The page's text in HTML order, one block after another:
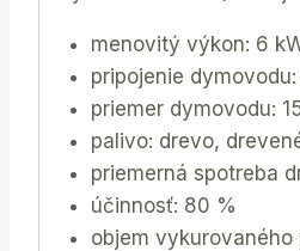
menovitý výkon: 6
pripojenie dymovodu:
priemer dymovodu:
palivo: drevo,
priemerná spotreba
účinnosť: 80 %
objem vykurovaného